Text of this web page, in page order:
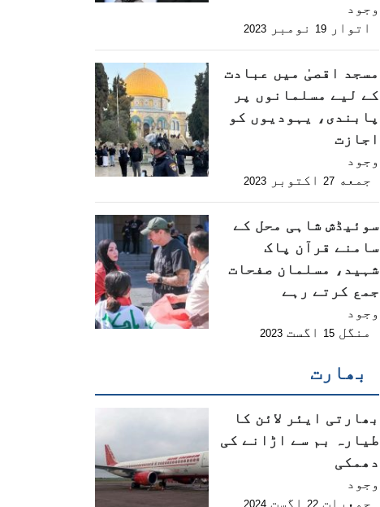
وجود
اتوار 19 نومبر 2023
مسجد اقصیٰ میں عبادت
کے لیے مسلمانوں پر
پابندی، یہودیوں کو
اجازت
وجود
جمعه 27 اکتوبر 2023
سوئیڈش شاہی محل کے
سامنے قرآن پاک
شہید، مسلمان صفحات
جمع کرتے رہے
وجود
منگل 15 اگست 2023
بھارت
بھارتی ایئر لائن کا
طیارہ بم سے اڑانے کی
دھمکی
وجود
جمعرات 22 اگست 2024